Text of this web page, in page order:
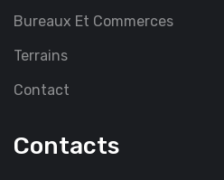
Bureaux Et Commerces
Terrains
Contact
Contacts